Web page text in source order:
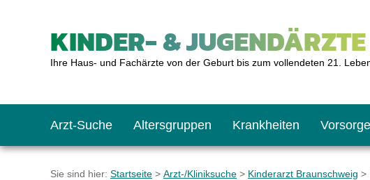
KINDER- &
Ihre Haus- und Fachärzte von der Geburt bis zum vollendeten 21.
Arzt-Suche Altersgruppen
Das erste Jahr
Krankheiten Vorsorge
Baby: U1 bis U6
Impfkalender
Notrufnummern
Notdienste
BMI-Rechner
Sie sind hier: Startseite > Arzt-/Kliniksuche > Kinderarzt Braunschweig >